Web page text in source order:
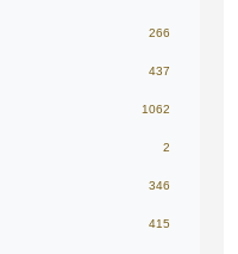
266
437
1062
2
346
415